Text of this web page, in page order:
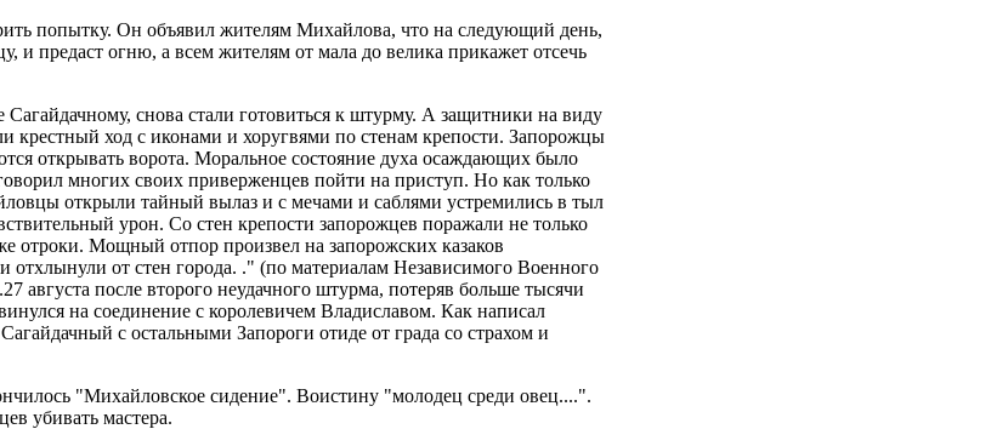
попытку. Он объявил жителям Михайлова, что на следующий день,
и предаст огню, а всем жителям от мала до велика прикажет отсечь
снова стали готовиться к штурму. А защитники на виду
крестный ход с иконами и хоругвями по стенам крепости. Запорожцы
открывать ворота. Моральное состояние духа осаждающих было
многих своих приверженцев пойти на приступ. Но как только
открыли тайный вылаз и с мечами и саблями устремились в тыл
урон. Со стен крепости запорожцев поражали не только
Мощный отпор произвел на запорожских казаков
отхлынули от стен города. ." (по материалам Независимого Военного
августа после второго неудачного штурма, потеряв больше тысячи
на соединение с королевичем Владиславом. Как написал
с остальными Запороги отиде от града со страхом и
"Михайловское сидение". Воистину "молодец среди овец....".
убивать мастера.